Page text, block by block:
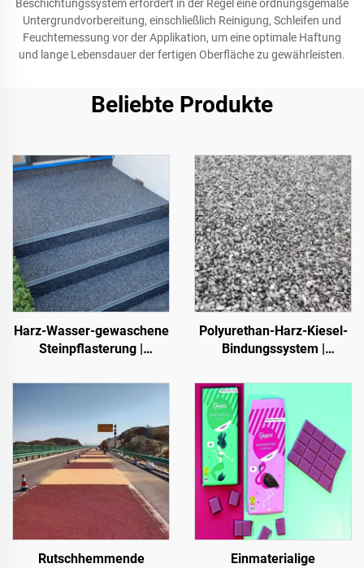
Beschichtungssystem erfordert in der Regel eine ordnungsgemäße
Untergrundvorbereitung, einschließlich Reinigung, Schleifen und
Feuchtemessung vor der Applikation, um eine optimale Haftung
und lange Lebensdauer der fertigen Oberfläche zu gewährleisten.
Beliebte Produkte
Harz-Wasser-gewaschene
Steinpflasterung |
Kieselsteine, Kristallsteine,
gewerbliche und private
Anwendungen
Polyurethan-Harz-Kiesel-
Bindungssystem |
Polyurethan für
Landschaftsgestaltung
und Dekoration
Rutschhemmende
Einmaterialige